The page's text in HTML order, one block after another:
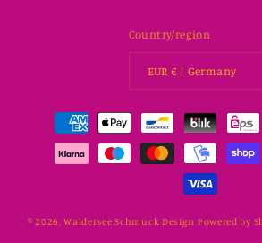
Country/region
EUR € | Germany
Payment
methods
© 2026,Waldersee Schmuck Design Powered by